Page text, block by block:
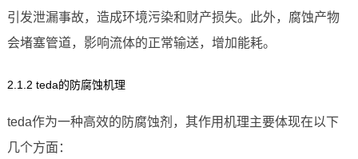
引发泄漏事故，造成环境污染和财产损失。此外，腐蚀产物
会堵塞管道，影响流体的正常输送，增加能耗。
2.1.2 teda的防腐蚀机理
teda作为一种高效的防腐蚀剂，其作用机理主要体现在以下
几个方面：